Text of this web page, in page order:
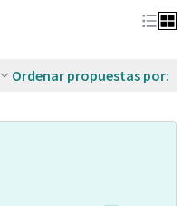
Ordenar propuestas por: